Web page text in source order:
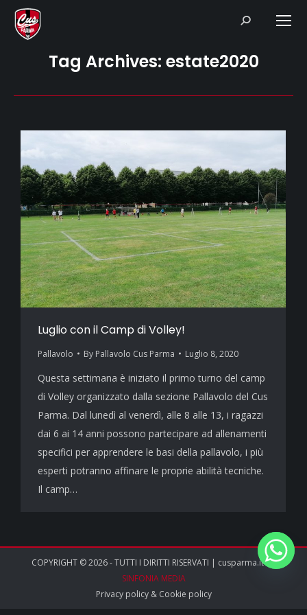
Search:
Tag Archives: estate2020
Luglio con il Camp di Volley!
Pallavolo By Pallavolo Cus Parma Luglio 8, 2020
Questa settimana è iniziato il primo turno del camp
di Volley organizzato dalla sezione Pallavolo del Cus
Parma. Dal lunedì al venerdì, alle 8 alle 13, i ragazzi
dai 6 ai 14 anni possono partecipare ad allenamenti
specifici per apprendere le basi della pallavolo, i più
esperti potranno affinare le proprie abilità tecniche.
Il camp…
COPYRIGHT © 2026 - TUTTI I DIRITTI RISERVATI | cusparma.it by
SINFONIA MEDIA
Privacy policy& Cookie policy